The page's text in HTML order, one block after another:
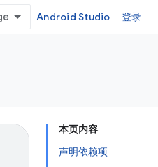
Android Studio 登录
本页内容
声明依赖项